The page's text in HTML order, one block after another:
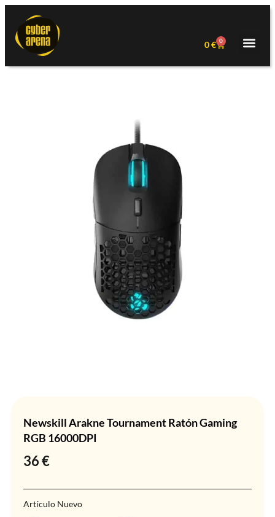
0€ 0
Newskill Arakne Tournament Ratón Gaming
RGB 16000DPI
36€
Artículo Nuevo